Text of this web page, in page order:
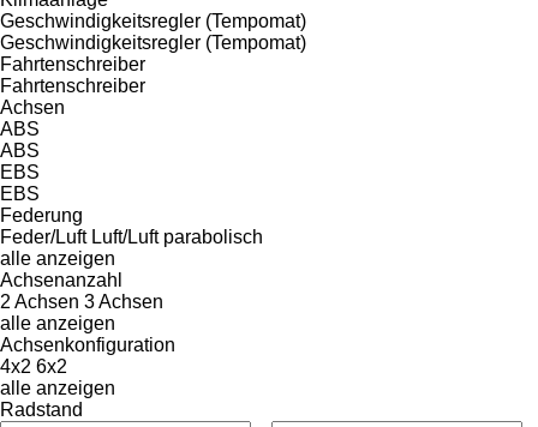
Geschwindigkeitsregler (Tempomat)
Geschwindigkeitsregler (Tempomat)
Fahrtenschreiber
Fahrtenschreiber
Achsen
ABS
ABS
EBS
EBS
Federung
Feder/Luft Luft/Luft parabolisch
alle anzeigen
Achsenanzahl
2 Achsen 3 Achsen
alle anzeigen
Achsenkonfiguration
4x2 6x2
alle anzeigen
Radstand